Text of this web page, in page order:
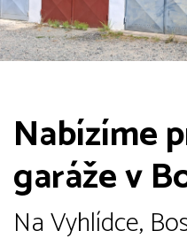
Nabízíme
garáže v
Na Vyhlídce,